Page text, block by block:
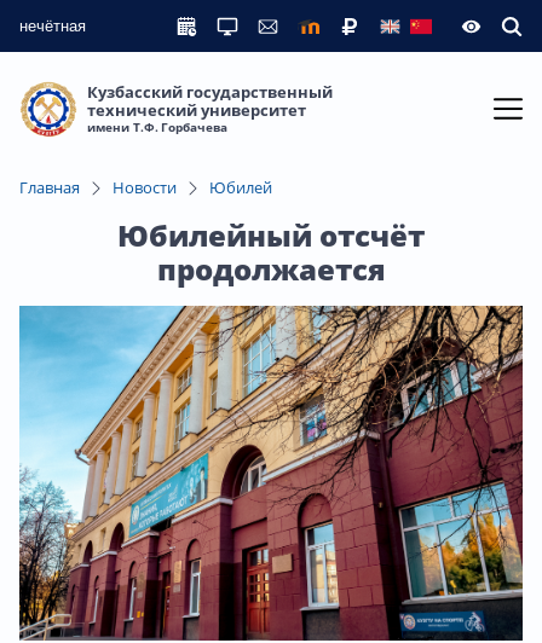
нечётная
Кузбасский государственный
технический университет
имени Т.Ф. Горбачева
Главная Новости Юбилей
Юбилейный отсчёт
продолжается